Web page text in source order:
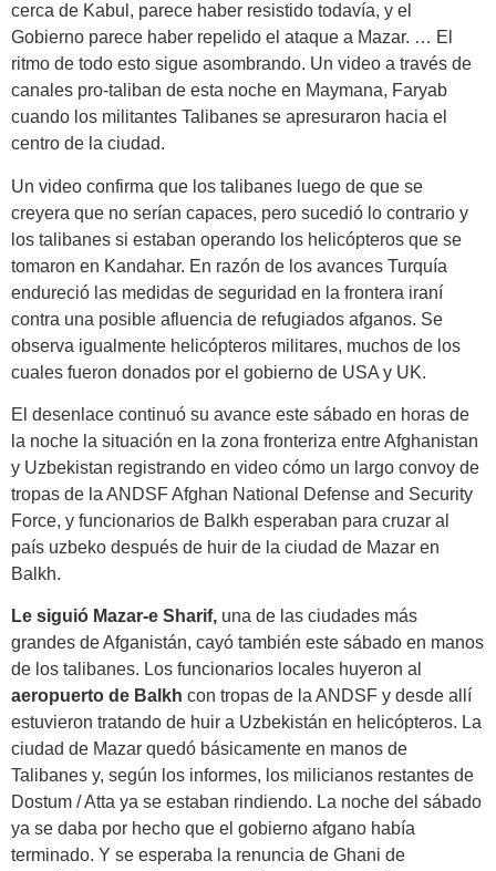
cerca de Kabul, parece haber resistido todavía, y el
Gobierno parece haber repelido el ataque a Mazar. … El
ritmo de todo esto sigue asombrando. Un video a través de
canales pro-taliban de esta noche en Maymana, Faryab
cuando los militantes Talibanes se apresuraron hacia el
centro de la ciudad.
Un video confirma que los talibanes luego de que se
creyera que no serían capaces, pero sucedió lo contrario y
los talibanes si estaban operando los helicópteros que se
tomaron en Kandahar. En razón de los avances Turquía
endureció las medidas de seguridad en la frontera iraní
contra una posible afluencia de refugiados afganos. Se
observa igualmente helicópteros militares, muchos de los
cuales fueron donados por el gobierno de USA y UK.
El desenlace continuó su avance este sábado en horas de
la noche la situación en la zona fronteriza entre Afghanistan
y Uzbekistan registrando en video cómo un largo convoy de
tropas de la ANDSF Afghan National Defense and Security
Force, y funcionarios de Balkh esperaban para cruzar al
país uzbeko después de huir de la ciudad de Mazar en
Balkh.
Le siguió Mazar-e Sharif, una de las ciudades más
grandes de Afganistán, cayó también este sábado en manos
de los talibanes. Los funcionarios locales huyeron al
aeropuerto de Balkh con tropas de la ANDSF y desde allí
estuvieron tratando de huir a Uzbekistán en helicópteros. La
ciudad de Mazar quedó básicamente en manos de
Talibanes y, según los informes, los milicianos restantes de
Dostum / Atta ya se estaban rindiendo. La noche del sábado
ya se daba por hecho que el gobierno afgano había
terminado. Y se esperaba la renuncia de Ghani de